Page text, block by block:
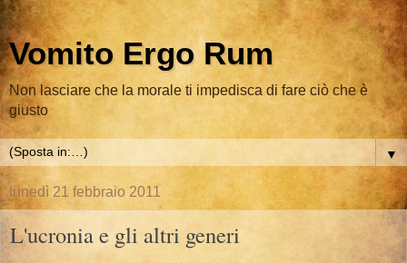
Vomito Ergo Rum
Non lasciare che la morale ti impedisca di fare ciò che è
giusto
▼
lunedì 21 febbraio 2011
L'ucronia e gli altri generi